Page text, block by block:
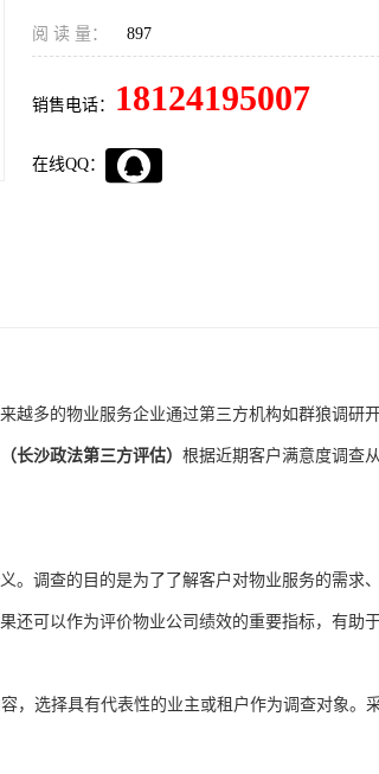
阅 读 量： 897
销售电话： 18124195007
在线QQ：
越多的物业服务企业通过第三方机构如群狼调研
（长沙政法第三方评估） 根据近期客户满意度调查
。调查的目的是为了了解客户对物业服务的需求
可以作为评价物业公司绩效的重要指标，有助
，选择具有代表性的业主或租户作为调查对象。